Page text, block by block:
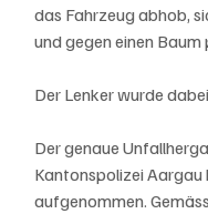
das Fahrzeug abhob,
und gegen einen Baum
Der Lenker wurde
Der genaue
Kantonspolizei
aufgenommen.